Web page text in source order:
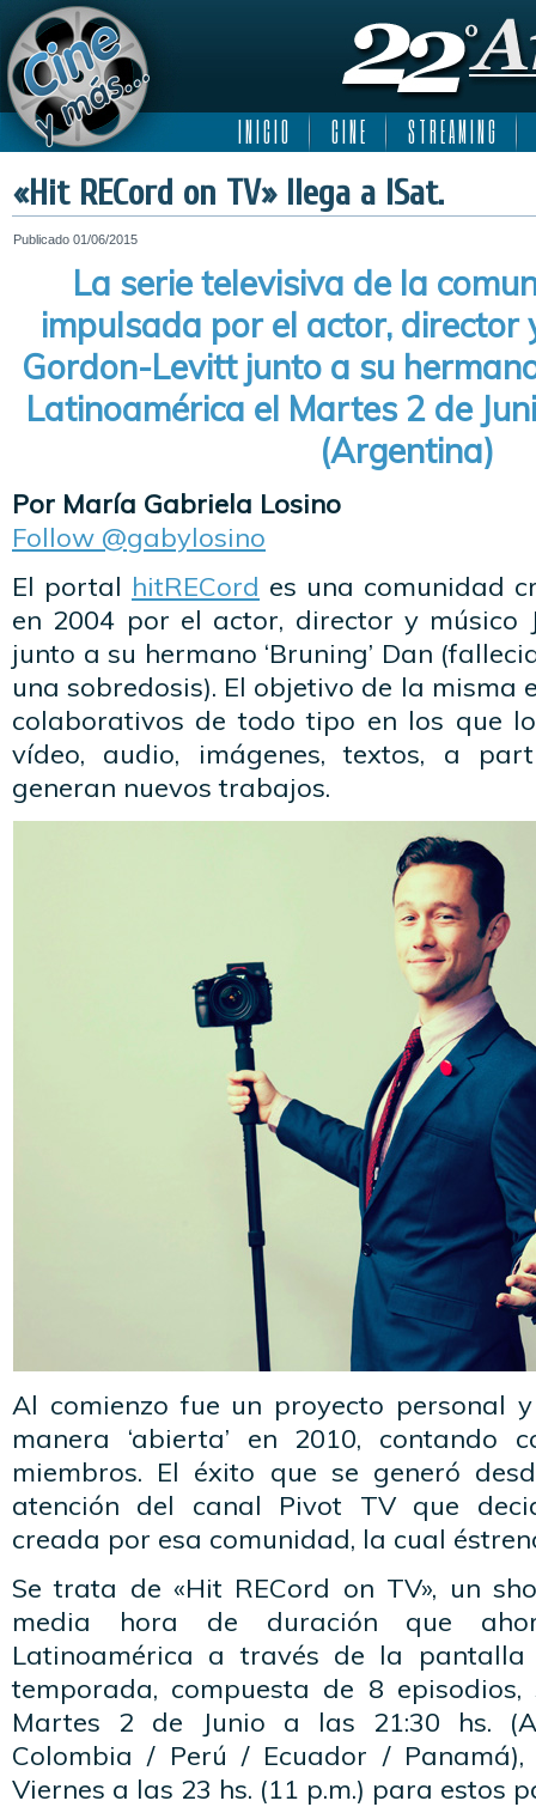
I N I C I O C I N E S T R E A M I N G
«Hit RECord on TV» llega a ISat.
Publicado 01/06/2015
La serie televisiva de la
impulsada por el actor, director
Gordon-Levitt junto a su
Latinoamérica el Martes 2 de
(Argentina)
Por María Gabriela Losino
Follow @gabylosino
El portal hitRECord es una comunidad
en 2004 por el actor, director y músico
junto a su hermano ‘Bruning’ Dan
una sobredosis). El objetivo de la misma
colaborativos de todo tipo en los que
vídeo, audio, imágenes, textos, a
generan nuevos trabajos.
Al comienzo fue un proyecto personal
manera ‘abierta’ en 2010, contando
miembros. El éxito que se generó
atención del canal Pivot TV que
creada por esa comunidad, la cual
Se trata de «Hit RECord on TV», un
media hora de duración que
Latinoamérica a través de la
temporada, compuesta de 8
Martes 2 de Junio a las 21:30 hs.
Colombia / Perú / Ecuador /
Viernes a las 23 hs. (11 p.m.) para estos